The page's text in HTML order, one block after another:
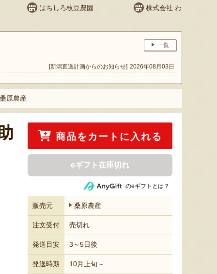
はちしろ枝豆農園 株式会社 わたや
一覧
[新潟直送計画からのお知らせ] 2026年08月03日
原農産
商品をカートに入れる
eギフト在庫切れ
のeギフトとは？
販売元 桑原農産
注文受付 売切れ
発送目安 3～5日後
発送時期 10月上旬～